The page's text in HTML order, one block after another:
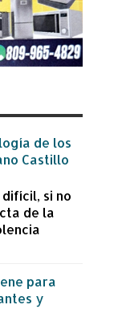
de los
Castillo
si no
de la
para
y